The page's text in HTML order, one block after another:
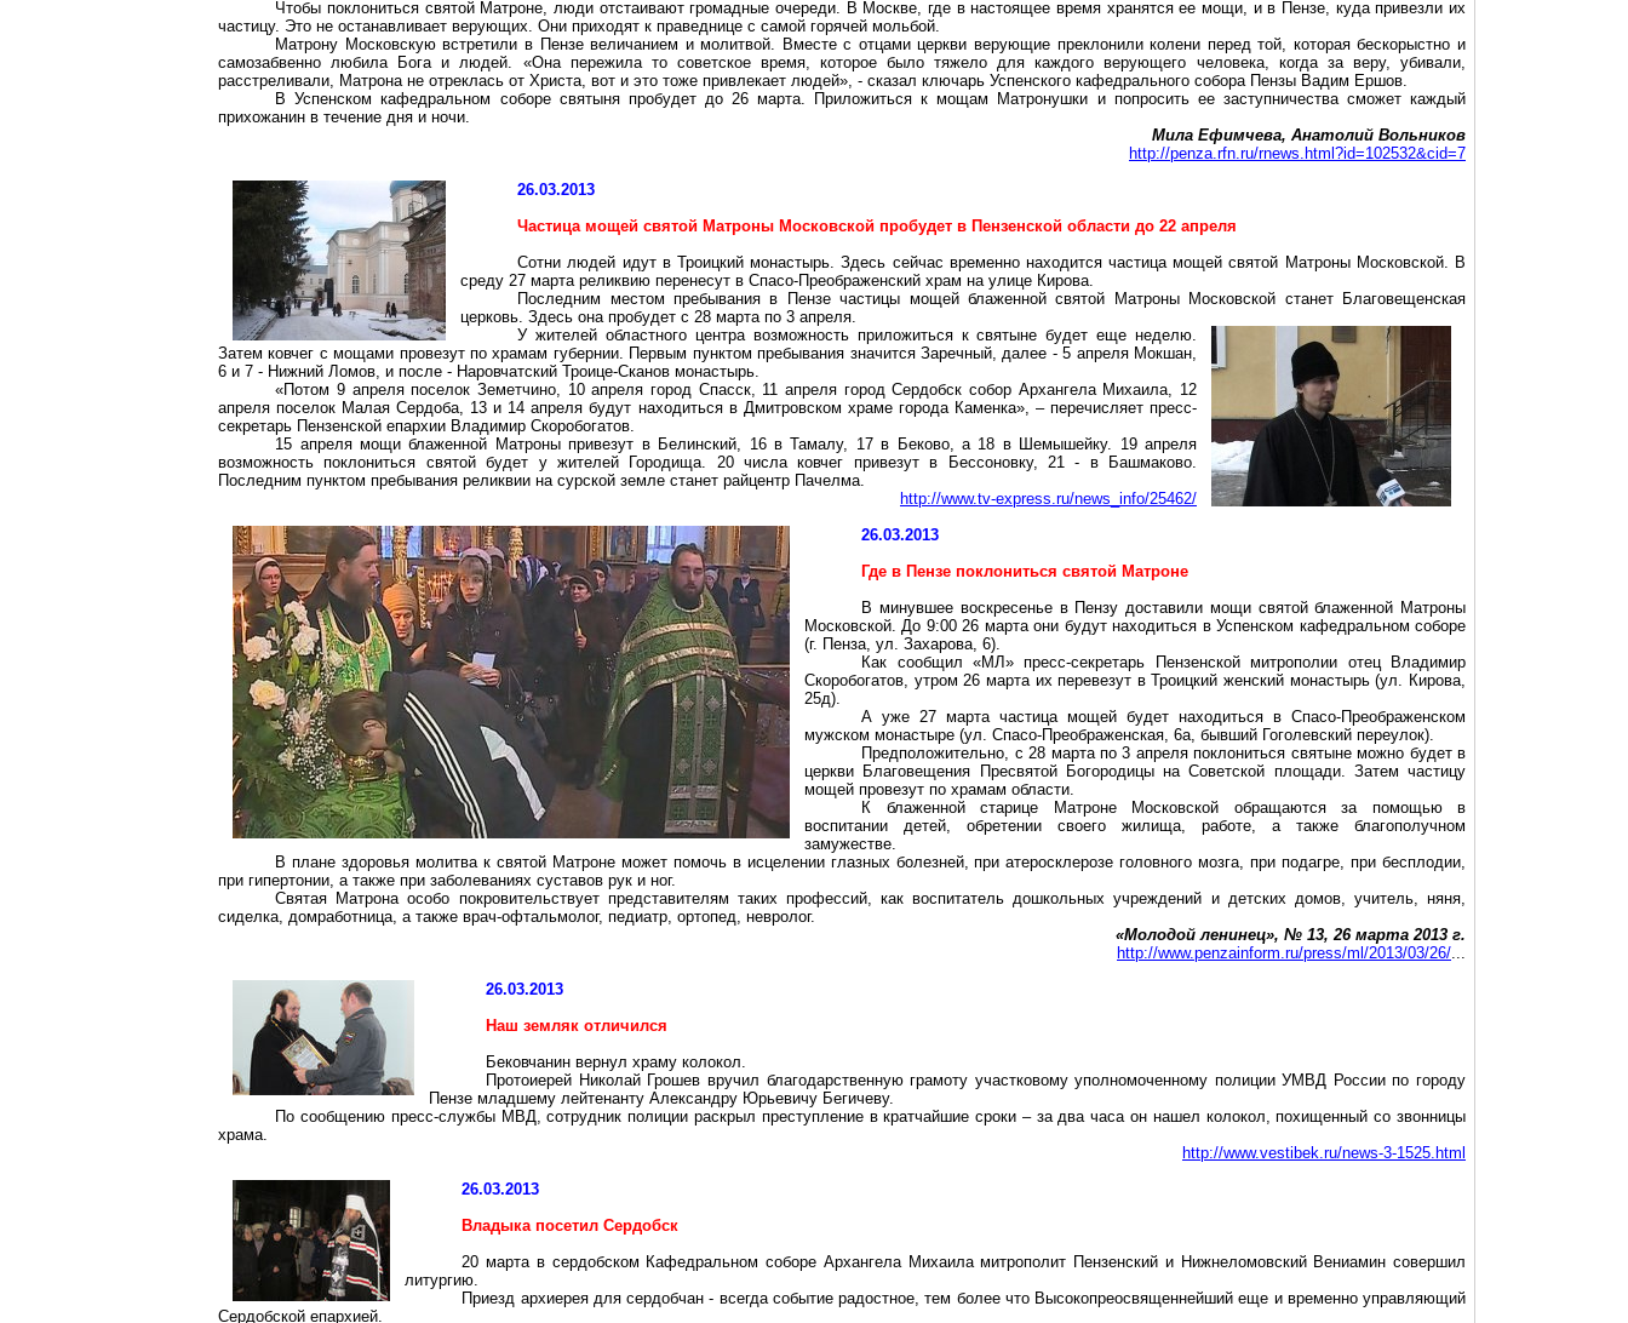
Чтобы поклониться святой Матроне, люди отстаивают громадные очереди. В Москве, где в настоящее время хранятся ее мощи, и в Пензе, куда привезли их
частицу. Это не останавливает верующих. Они приходят к праведнице с самой горячей мольбой.
Матрону Московскую встретили в Пензе величанием и молитвой. Вместе с отцами церкви верующие преклонили колени перед той, которая бескорыстно и
самозабвенно любила Бога и людей. «Она пережила то советское время, которое было тяжело для каждого верующего человека, когда за веру, убивали,
расстреливали, Матрона не отреклась от Христа, вот и это тоже привлекает людей», - сказал ключарь Успенского кафедрального собора Пензы Вадим Ершов.
В Успенском кафедральном соборе святыня пробудет до 26 марта. Приложиться к мощам Матронушки и попросить ее заступничества сможет каждый
прихожанин в течение дня и ночи.
Мила Ефимчева, Анатолий Вольников
http://penza.rfn.ru/rnews.html?id=102532&cid=7
26.03.2013
Частица мощей святой Матроны Московской пробудет в Пензенской области до 22 апреля
Сотни людей идут в Троицкий монастырь. Здесь сейчас временно находится частица мощей святой Матроны Московской. В
среду 27 марта реликвию перенесут в Спасо-Преображенский храм на улице Кирова.
Последним местом пребывания в Пензе частицы мощей блаженной святой Матроны Московской станет Благовещенская
церковь. Здесь она пробудет с 28 марта по 3 апреля.
У жителей областного центра возможность приложиться к святыне будет еще неделю.
Затем ковчег с мощами провезут по храмам губернии. Первым пунктом пребывания значится Заречный, далее - 5 апреля Мокшан,
6 и 7 - Нижний Ломов, и после - Наровчатский Троице-Сканов монастырь.
«Потом 9 апреля поселок Земетчино, 10 апреля город Спасск, 11 апреля город Сердобск собор Архангела Михаила, 12
апреля поселок Малая Сердоба, 13 и 14 апреля будут находиться в Дмитровском храме города Каменка», – перечисляет пресс-
секретарь Пензенской епархии Владимир Скоробогатов.
15 апреля мощи блаженной Матроны привезут в Белинский, 16 в Тамалу, 17 в Беково, а 18 в Шемышейку. 19 апреля
возможность поклониться святой будет у жителей Городища. 20 числа ковчег привезут в Бессоновку, 21 - в Башмаково.
Последним пунктом пребывания реликвии на сурской земле станет райцентр Пачелма.
http://www.tv-express.ru/news_info/25462/
26.03.2013
Где в Пензе поклониться святой Матроне
В минувшее воскресенье в Пензу доставили мощи святой блаженной Матроны
Московской. До 9:00 26 марта они будут находиться в Успенском кафедральном соборе
(г. Пенза, ул. Захарова, 6).
Как сообщил «МЛ» пресс-секретарь Пензенской митрополии отец Владимир
Скоробогатов, утром 26 марта их перевезут в Троицкий женский монастырь (ул. Кирова,
25д).
А уже 27 марта частица мощей будет находиться в Спасо-Преображенском
мужском монастыре (ул. Спасо-Преображенская, 6а, бывший Гоголевский переулок).
Предположительно, с 28 марта по 3 апреля поклониться святыне можно будет в
церкви Благовещения Пресвятой Богородицы на Советской площади. Затем частицу
мощей провезут по храмам области.
К блаженной старице Матроне Московской обращаются за помощью в
воспитании детей, обретении своего жилища, работе, а также благополучном
замужестве.
В плане здоровья молитва к святой Матроне может помочь в исцелении глазных болезней, при атеросклерозе головного мозга, при подагре, при бесплодии,
при гипертонии, а также при заболеваниях суставов рук и ног.
Святая Матрона особо покровительствует представителям таких профессий, как воспитатель дошкольных учреждений и детских домов, учитель, няня,
сиделка, домработница, а также врач-офтальмолог, педиатр, ортопед, невролог.
«Молодой ленинец», № 13, 26 марта2013 г.
http://www.penzainform.ru/press/ml/2013/03/26/...
26.03.2013
Наш земляк отличился
Бековчанин вернул храму колокол.
Протоиерей Николай Грошев вручил благодарственную грамоту участковому уполномоченному полиции УМВД России по городу
Пензе младшему лейтенанту Александру Юрьевичу Бегичеву.
По сообщению пресс-службы МВД, сотрудник полиции раскрыл преступление в кратчайшие сроки – за два часа он нашел колокол, похищенный со звонницы
храма.
http://www.vestibek.ru/news-3-1525.html
26.03.2013
Владыка посетил Сердобск
20 марта в сердобском Кафедральном соборе Архангела Михаила митрополит Пензенский и Нижнеломовский Вениамин совершил
литургию.
Приезд архиерея для сердобчан - всегда событие радостное, тем более что Высокопреосвященнейший еще и временно управляющий
Сердобской епархией.